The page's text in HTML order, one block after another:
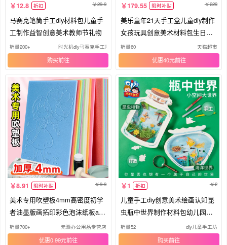
12.8 折扣 29.9
马赛克笔筒手工diy材料包儿童手
工制作益智创意美术教师节礼物
销量200+ 时光机diy马赛克手工坊
购买
179.55 限时补贴 229
美乐童年21天手工盒儿童diy制作
女孩玩具创意美术材料包生日礼
物
销量60 天猫超市
优惠40元
8.91 限时补贴 9.9
美术专用吹塑板4mm高密度初学
者油墨版画拓印彩色泡沫纸板a4
加厚小学生创意diy手工刻纸板儿
童板画雕刻材料包
销量700+ 元灏办公用品专营店
优惠0.99元
1 折扣 2
儿童手工diy创意美术绘画认知昆
虫瓶中世界制作材料包幼儿园礼
物
销量52 diy儿童手工坊
购买